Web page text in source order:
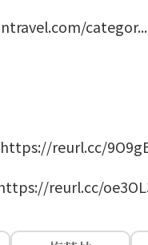
categor...
reurl.cc/
reurl.cc/